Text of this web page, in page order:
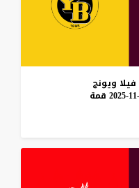
فيلا ويونج
قمة